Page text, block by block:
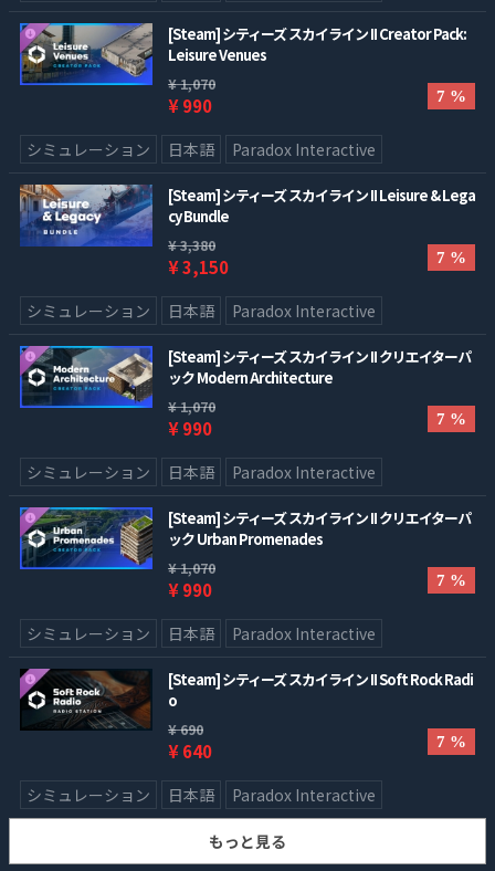
[Steam] シティーズ スカイライン II Creator Pack:
Leisure Venues
¥ 1,070
¥ 990 7 %
シミュレーション 日本語 Paradox Interactive
[Steam] シティーズ スカイライン II Leisure & Lega
cy Bundle
¥ 3,380
¥ 3,150 7 %
シミュレーション 日本語 Paradox Interactive
[Steam] シティーズ スカイライン II クリエイターパ
ック Modern Architecture
¥ 1,070
¥ 990 7 %
シミュレーション 日本語 Paradox Interactive
[Steam] シティーズ スカイライン II クリエイターパ
ック Urban Promenades
¥ 1,070
¥ 990 7 %
シミュレーション 日本語 Paradox Interactive
[Steam] シティーズ スカイライン II Soft Rock Radi
o
¥ 690
¥ 640 7 %
シミュレーション 日本語 Paradox Interactive
もっと見る